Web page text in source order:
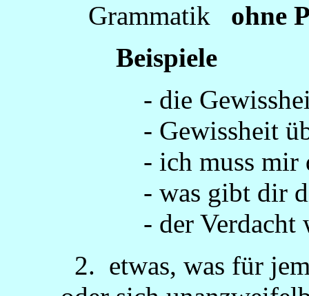
Grammatik ohne
Beispiele
- die Gewissheit,
- Gewissheit
- ich muss mir
- was gibt dir die
- der Verdacht
2. etwas, was für